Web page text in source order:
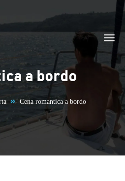
a bordo
Cena romantica a bordo